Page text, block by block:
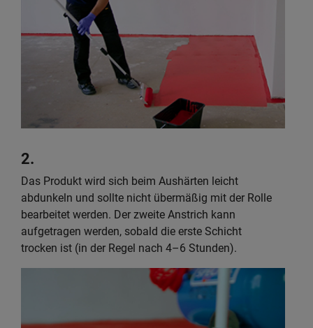
2.
Das Produkt wird sich beim Aushärten leicht
abdunkeln und sollte nicht übermäßig mit der Rolle
bearbeitet werden. Der zweite Anstrich kann
aufgetragen werden, sobald die erste Schicht
trocken ist (in der Regel nach 4–6 Stunden).